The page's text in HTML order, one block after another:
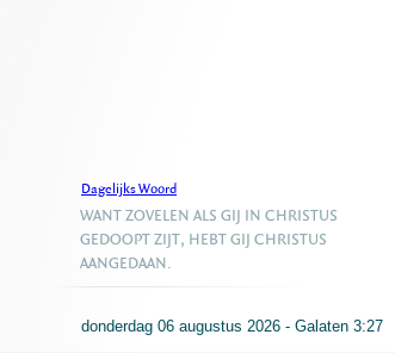
Dagelijks Woord
donderdag 06 augustus 2026 - Galaten 3:27
WANT ZOVELEN ALS GIJ IN CHRISTUS
GEDOOPT ZIJT, HEBT GIJ CHRISTUS
AANGEDAAN.